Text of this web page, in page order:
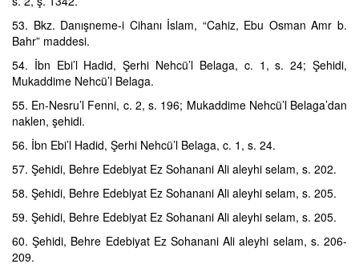
53. Bkz. Danışneme-i Cihanı İslam, “Cahiz, Ebu Osman Amr b.
Bahr” maddesi.
54. İbn Ebi’l Hadid, Şerhi Nehcü’l Belaga, c. 1, s. 24; Şehidi,
Mukaddime Nehcü’l Belaga.
55. En-Nesru’l Fenni, c. 2, s. 196; Mukaddime Nehcü’l Belaga’dan
naklen, şehidi.
56. İbn Ebi’l Hadid, Şerhi Nehcü’l Belaga, c. 1, s. 24.
57. Şehidi, Behre Edebiyat Ez Sohanani Ali aleyhi selam, s. 202.
58. Şehidi, Behre Edebiyat Ez Sohanani Ali aleyhi selam, s. 205.
59. Şehidi, Behre Edebiyat Ez Sohanani Ali aleyhi selam, s. 205.
60. Şehidi, Behre Edebiyat Ez Sohanani Ali aleyhi selam, s. 206-
209.